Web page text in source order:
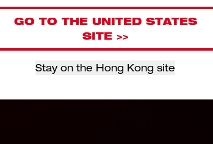
GO TO THE UNITED STATES
SITE >>
Stay on the Hong Kong site